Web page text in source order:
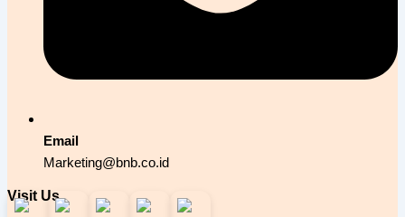
Email
Marketing@bnb.co.id
Visit Us